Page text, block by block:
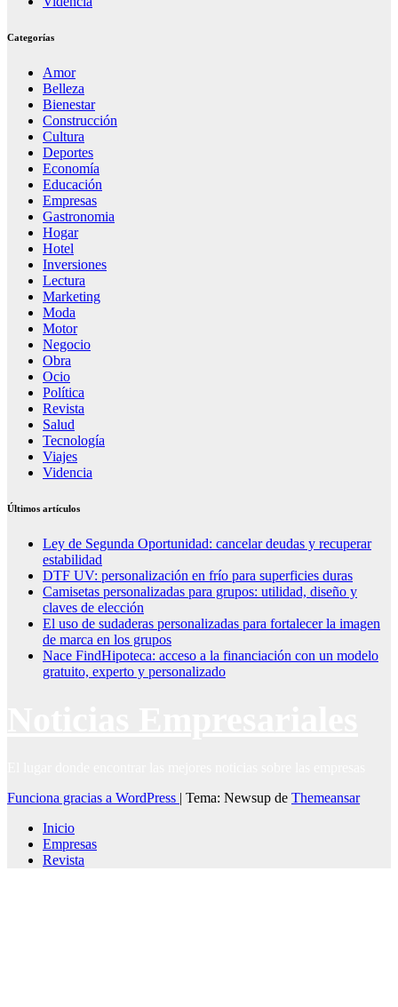
Categorías
Amor
Belleza
Bienestar
Construcción
Cultura
Deportes
Economía
Educación
Empresas
Gastronomia
Hogar
Hotel
Inversiones
Lectura
Marketing
Moda
Motor
Negocio
Obra
Ocio
Política
Revista
Salud
Tecnología
Viajes
Videncia
Últimos artículos
Ley de Segunda Oportunidad: cancelar deudas y recuperar
estabilidad
DTF UV: personalización en frío para superficies duras
Camisetas personalizadas para grupos: utilidad, diseño y
claves de elección
El uso de sudaderas personalizadas para fortalecer la imagen
de marca en los grupos
Nace FindHipoteca: acceso a la financiación con un modelo
gratuito, experto y personalizado
Funciona gracias a WordPress | Tema: Newsup de Themeansar
Inicio
Empresas
Revista